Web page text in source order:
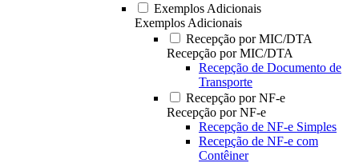
Exemplos Adicionais
Exemplos Adicionais
Recepção por MIC/DTA
Recepção por MIC/DTA
Recepção de Documento de
Transporte
Recepção por NF-e
Recepção por NF-e
Recepção de NF-e Simples
Recepção de NF-e com
Contêiner